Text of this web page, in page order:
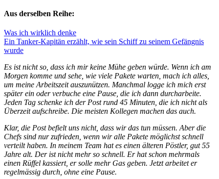
Aus derselben Reihe:
Was ich wirklich denke
Ein Tanker-Kapitän erzählt, wie sein Schiff zu seinem Gefängnis
wurde
Es ist nicht so, dass ich mir keine Mühe geben würde. Wenn ich am
Morgen komme und sehe, wie viele Pakete warten, mach ich alles,
um meine Arbeitszeit auszunützen. Manchmal logge ich mich erst
später ein oder verbuche eine Pause, die ich dann durcharbeite.
Jeden Tag schenke ich der Post rund 45 Minuten, die ich nicht als
Überzeit aufschreibe. Die meisten Kollegen machen das auch.
Klar, die Post befielt uns nicht, dass wir das tun müssen. Aber die
Chefs sind nur zufrieden, wenn wir alle Pakete möglichst schnell
verteilt haben. In meinem Team hat es einen älteren Pöstler, gut 55
Jahre alt. Der ist nicht mehr so schnell. Er hat schon mehrmals
einen Rüffel kassiert, er solle mehr Gas geben. Jetzt arbeitet er
regelmässig durch, ohne eine Pause.